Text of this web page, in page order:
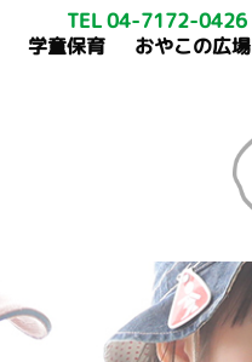
学童保育 おやこの広場
TEL 04-7172-0426